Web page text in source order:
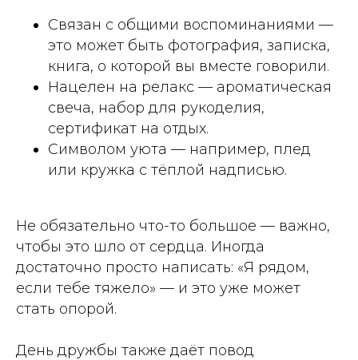
Связан с общими воспоминаниями —
это может быть фотография, записка,
книга, о которой вы вместе говорили.
Нацелен на релакс — ароматическая
свеча, набор для рукоделия,
сертификат на отдых.
Символом уюта — например, плед
или кружка с тёплой надписью.
Не обязательно что-то большое — важно,
чтобы это шло от сердца. Иногда
достаточно просто написать: «Я рядом,
если тебе тяжело» — и это уже может
стать опорой.
День дружбы также даёт повод